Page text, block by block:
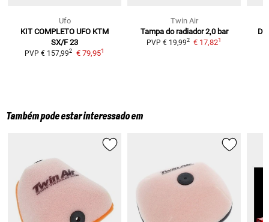
Ufo
KIT COMPLETO UFO KTM
SX/F 23
PVP € 157,992 € 79,951
Twin Air
Tampa do radiador 2,0 bar
PVP € 19,992 € 17,821
Também pode estar interessado em